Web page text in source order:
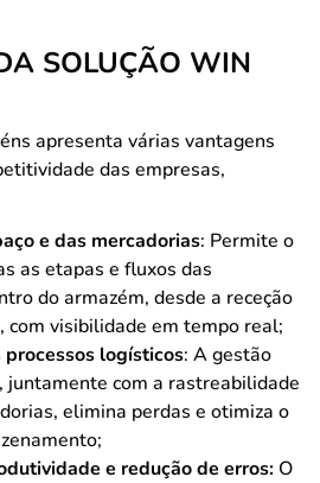
SOLUÇÃO WIN
apresenta várias vantagens
das empresas,
e das mercadorias: Permite o
as etapas e fluxos das
do armazém, desde a receção
com visibilidade em tempo real;
logísticos: A gestão
juntamente com a rastreabilidade
elimina perdas e otimiza o
e redução de erros: O